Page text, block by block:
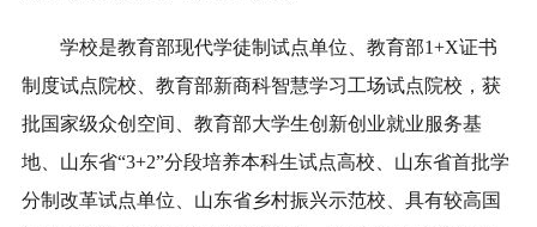
学校是教育部现代学徒制试点单位、教育部1+X证书
制度试点院校、教育部新商科智慧学习工场试点院校，获
批国家级众创空间、教育部大学生创新创业就业服务基
地、山东省“3+2”分段培养本科生试点高校、山东省首批学
分制改革试点单位、山东省乡村振兴示范校、具有较高国